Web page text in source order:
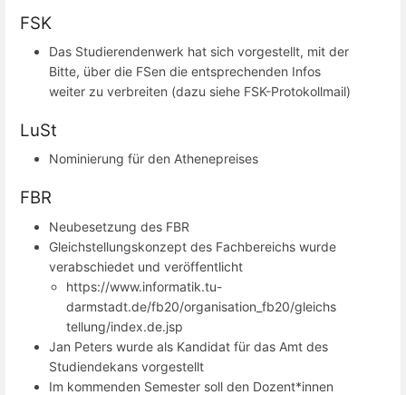
FSK
Das Studierendenwerk hat sich vorgestellt, mit der
Bitte, über die FSen die entsprechenden Infos
weiter zu verbreiten (dazu siehe FSK-Protokollmail)
LuSt
Nominierung für den Athenepreises
FBR
Neubesetzung des FBR
Gleichstellungskonzept des Fachbereichs wurde
verabschiedet und veröffentlicht
https://www.informatik.tu-
darmstadt.de/fb20/organisation_fb20/gleichs
tellung/index.de.jsp
Jan Peters wurde als Kandidat für das Amt des
Studiendekans vorgestellt
Im kommenden Semester soll den Dozent*innen